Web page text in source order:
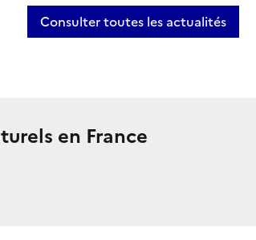
Consulter toutes les actualités
en France